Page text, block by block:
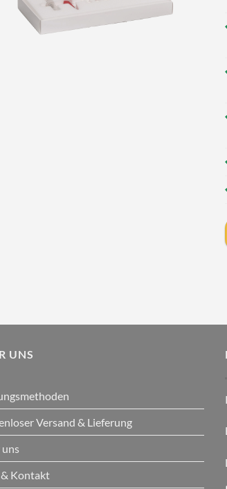
UNS
Versand & Lieferung
Kontakt